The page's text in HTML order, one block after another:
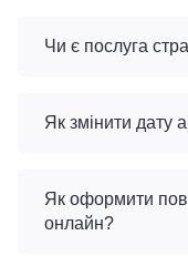
Чи є послуга
Як змінити дату
Як оформити
онлайн?